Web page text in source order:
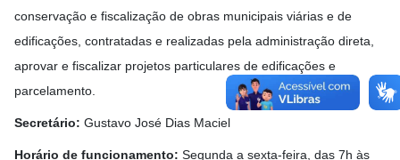
conservação e fiscalização de obras municipais viárias e de
edificações, contratadas e realizadas pela administração direta,
aprovar e fiscalizar projetos particulares de edificações e
parcelamento.
Secretário: Gustavo José Dias Maciel
Horário de funcionamento: Segunda a sexta-feira, das 7h às